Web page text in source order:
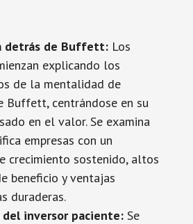
detrás de Buffett:Los
explicando los
de la mentalidad de
Buffett, centrándose en su
en el valor. Se examina
empresas con un
crecimiento sostenido, altos
beneficio y ventajas
duraderas.
inversor paciente:Se